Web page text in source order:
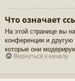
Что означает
На этой странице вы
конференции и
которые они
Вернуться к началу